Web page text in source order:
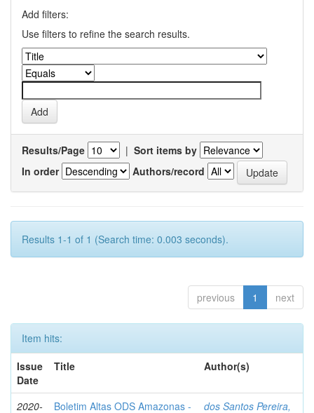
Add filters:
Use filters to refine the search results.
Results/Page | Sort items by
In order
Authors/record
Results 1-1 of 1 (Search time: 0.003 seconds).
previous 1 next
Item hits:
Issue
Date
Title Author(s)
2020- Boletim Altas ODS Amazonas - dos Santos Pereira,